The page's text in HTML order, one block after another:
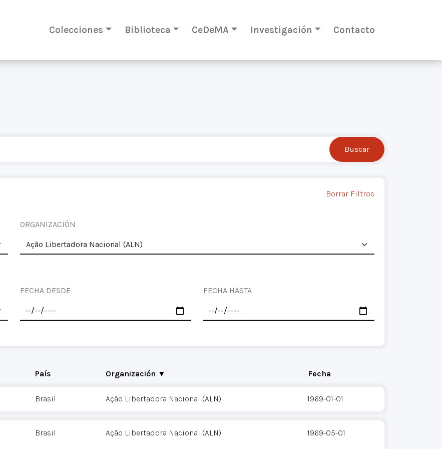
Colecciones Biblioteca CeDeMA Investigación Contacto
Borrar Filtros
ORGANIZACIÓN
FECHA DESDE FECHA HASTA
País Organización ▼ Fecha
Brasil Ação Libertadora Nacional (ALN) 1969-01-01
Brasil Ação Libertadora Nacional (ALN) 1969-05-01